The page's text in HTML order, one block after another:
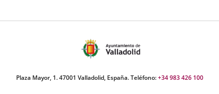
Plaza Mayor, 1. 47001 Valladolid, España. Teléfono:+34 983 426 100